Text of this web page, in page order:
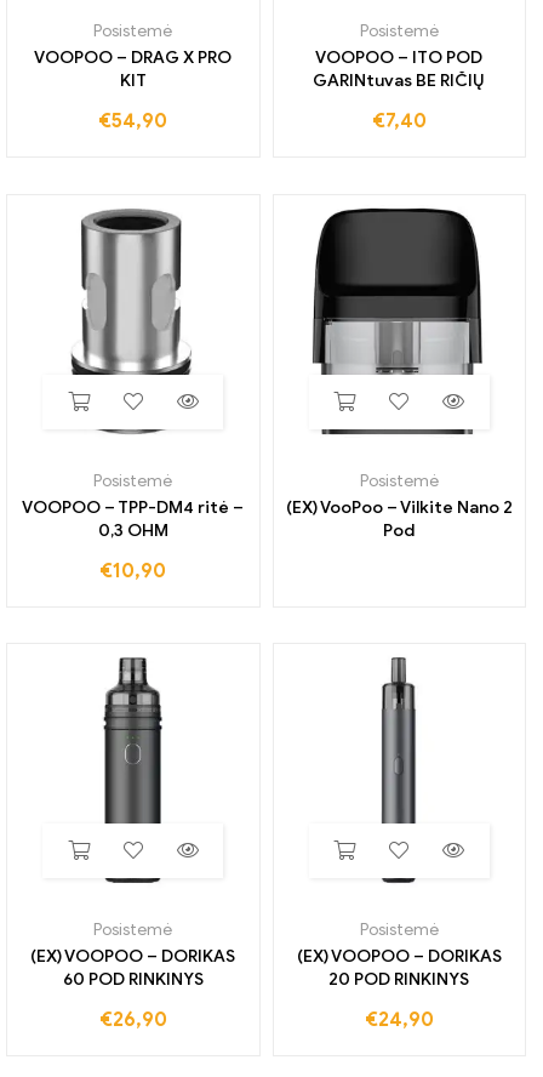
Posistemė
VOOPOO – DRAG X PRO
KIT
€54,90
Posistemė
VOOPOO – ITO POD
GARINtuvas BE RIČIŲ
€7,40
Posistemė
VOOPOO – TPP-DM4 ritė –
0,3 OHM
€10,90
Posistemė
(EX) VooPoo – Vilkite Nano 2
Pod
Posistemė
(EX) VOOPOO – DORIKAS
60 POD RINKINYS
€26,90
Posistemė
(EX) VOOPOO – DORIKAS
20 POD RINKINYS
€24,90